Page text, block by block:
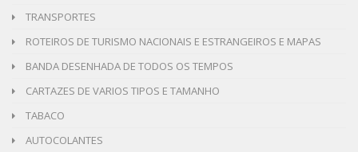
TRANSPORTES
ROTEIROS DE TURISMO NACIONAIS E ESTRANGEIROS E MAPAS
BANDA DESENHADA DE TODOS OS TEMPOS
CARTAZES DE VARIOS TIPOS E TAMANHO
TABACO
AUTOCOLANTES